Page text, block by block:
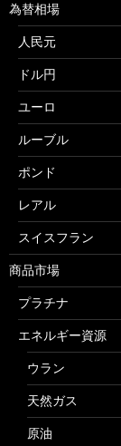
為替相場
人民元
ドル円
ユーロ
ルーブル
ポンド
レアル
スイスフラン
商品市場
プラチナ
エネルギー資源
ウラン
天然ガス
原油